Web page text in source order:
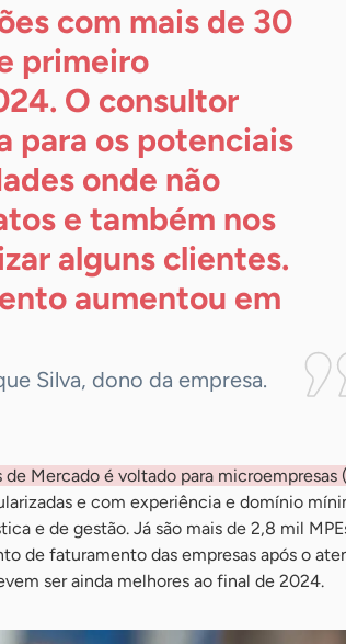
com mais de 30
primeiro
O consultor
para os potenciais
onde não
e também nos
alguns clientes.
aumentou em
Silva, dono da empresa.
Mercado é voltado para microempresas
e com experiência e domínio
e de gestão. Já são mais de 2,8 mil
de faturamento das empresas após o
ser ainda melhores ao final de 2024.